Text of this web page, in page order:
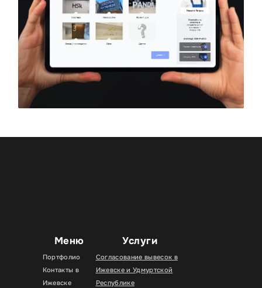
Меню
Портфолио
Контакты в
Ижевске
Услуги
Согласование вывесок в
Ижевске и Удмуртской
Республике